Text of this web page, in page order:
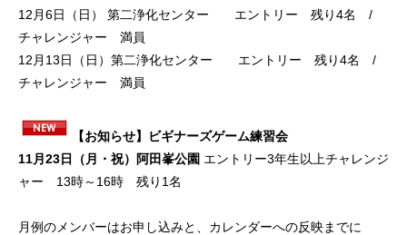
12月6日（日） 第二浄化センター エントリー 残り4名 /
チャレンジャー 満員
12月13日（日）第二浄化センター エントリー 残り4名 /
チャレンジャー 満員
【お知らせ】ビギナーズゲーム練習会
11月23日（月・祝）阿田峯公園 エントリー3年生以上チャレンジ
ャー 13時～16時 残り1名
月例のメンバーはお申し込みと、カレンダーへの反映までに